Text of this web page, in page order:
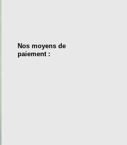
Nos moyens de
paiement :